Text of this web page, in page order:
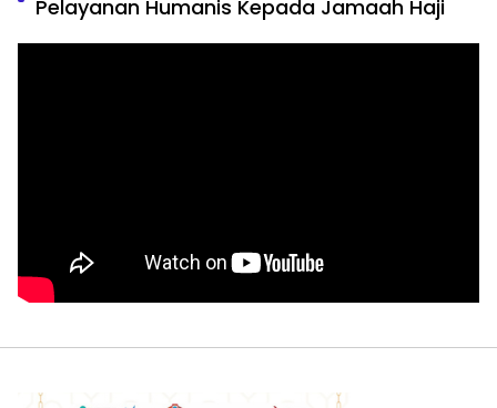
Pelayanan Humanis Kepada Jamaah Haji